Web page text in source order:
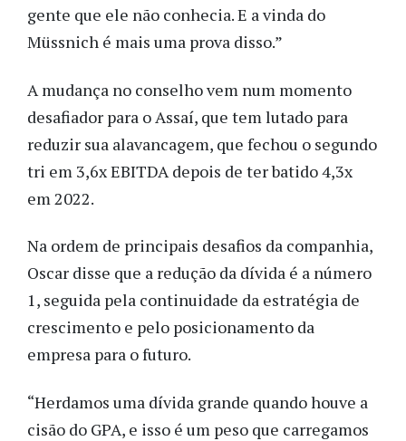
gente que ele não conhecia. E a vinda do
Müssnich é mais uma prova disso.”
A mudança no conselho vem num momento
desafiador para o Assaí, que tem lutado para
reduzir sua alavancagem, que fechou o segundo
tri em 3,6x EBITDA depois de ter batido 4,3x
em 2022.
Na ordem de principais desafios da companhia,
Oscar disse que a redução da dívida é a número
1, seguida pela continuidade da estratégia de
crescimento e pelo posicionamento da
empresa para o futuro.
“Herdamos uma dívida grande quando houve a
cisão do GPA, e isso é um peso que carregamos